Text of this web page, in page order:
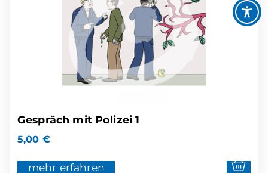
Gespräch mit Polizei 1
5,00 €
mehr erfahren